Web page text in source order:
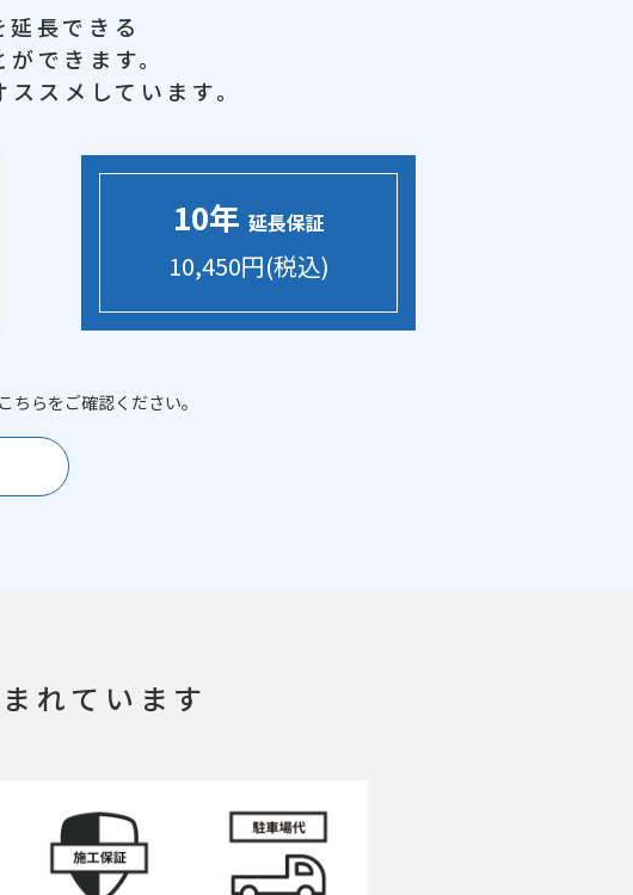
長できる
できます。
ススメしています。
10年 延長保証
10,450円(税込)
らをご確認ください。
れています